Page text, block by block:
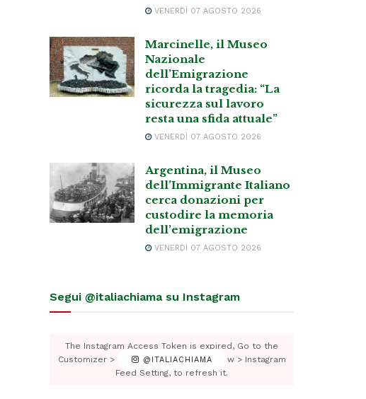
VENERDÌ 07 AGOSTO 2026
Marcinelle, il Museo
Nazionale
dell’Emigrazione
ricorda la tragedia: “La
sicurezza sul lavoro
resta una sfida attuale”
VENERDÌ 07 AGOSTO 2026
Argentina, il Museo
dell’Immigrante Italiano
cerca donazioni per
custodire la memoria
dell’emigrazione
VENERDÌ 07 AGOSTO 2026
Segui @italiachiama su Instagram
@ITALIACHIAMA
The Instagram Access Token is expired, Go to the
Customizer > JNews : Social, Like & View > Instagram
Feed Setting, to refresh it.